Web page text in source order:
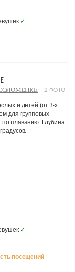
✓
2 ФОТО
и детей (от 3-х
для групповых
по плаванию. Глубина
✓
посещений